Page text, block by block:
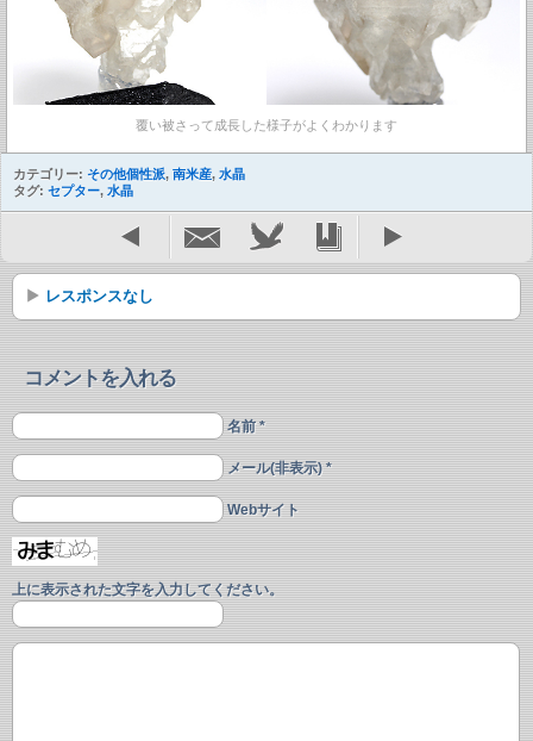
覆い被さって成長した様子がよくわかります
カテゴリー: その他個性派, 南米産, 水晶
タグ: セプター, 水晶
レスポンスなし
コメントを入れる
名前 *
メール(非表示) *
Webサイト
上に表示された文字を入力してください。